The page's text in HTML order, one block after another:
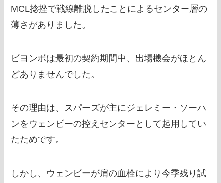
MCL捻挫で戦線離脱したことによるセンター層の
薄さがありました。
ビヨンボは最初の契約期間中、出場機会がほとん
どありませんでした。
その理由は、スパーズが主にジェレミー・ソーハ
ンをウェンビーの控えセンターとして起用してい
たためです。
しかし、ウェンビーが肩の血栓により今季残り試